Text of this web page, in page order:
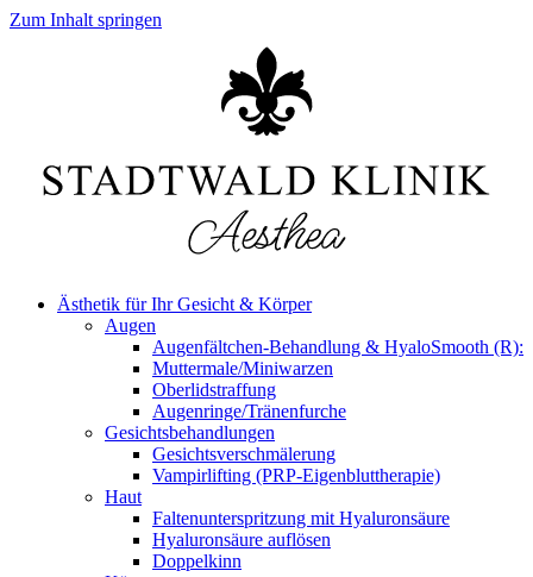
Zum Inhalt springen
Ästhetik für Ihr Gesicht & Körper
Augen
Augenfältchen-Behandlung & HyaloSmooth (R):
Muttermale/Miniwarzen
Oberlidstraffung
Augenringe/Tränenfurche
Gesichtsbehandlungen
Gesichtsverschmälerung
Vampirlifting (PRP-Eigenbluttherapie)
Haut
Faltenunterspritzung mit Hyaluronsäure
Hyaluronsäure auflösen
Doppelkinn